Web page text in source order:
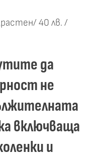
40 лв. /
да
не
включваща
и